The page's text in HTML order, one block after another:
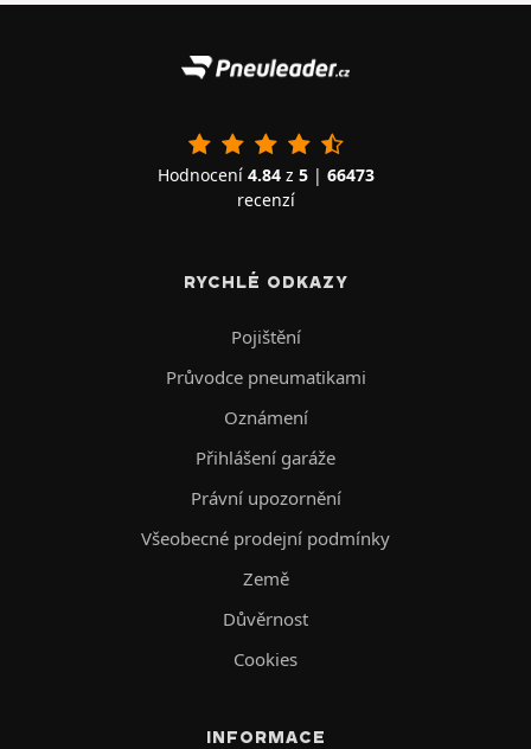
Hodnocení 4.84z 5| 66473
recenzí
RYCHLÉ ODKAZY
Pojištění
Průvodce pneumatikami
Oznámení
Přihlášení garáže
Právní upozornění
Všeobecné prodejní podmínky
Země
Důvěrnost
Cookies
INFORMACE